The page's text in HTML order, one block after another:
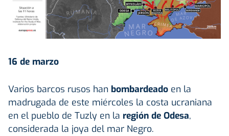
16 de marzo
Varios barcos rusos han bombardeado en la
madrugada de este miércoles la costa ucraniana
en el pueblo de Tuzly en la región de Odesa,
considerada la joya del mar Negro.